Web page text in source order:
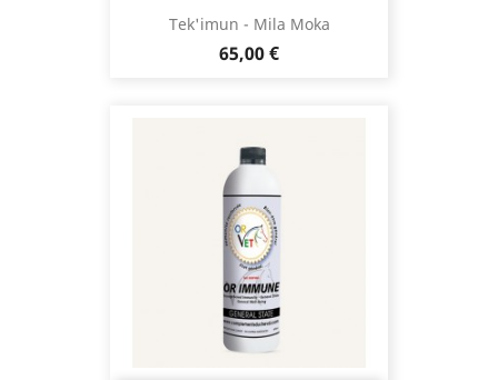
Tek'imun - Mila Moka
Prix
65,00 €